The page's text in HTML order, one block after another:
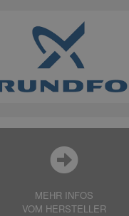
MEHR INFOS
VOM HERSTELLER